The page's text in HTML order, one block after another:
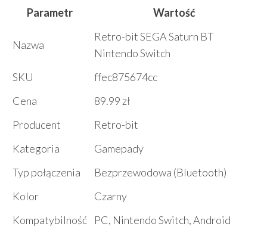
Parametr
Wartość
Nazwa
Retro-bit SEGA Saturn BT
Nintendo Switch
SKU
ffec875674cc
Cena
89.99 zł
Producent
Retro-bit
Kategoria
Gamepady
Typ połączenia
Bezprzewodowa (Bluetooth)
Kolor
Czarny
Kompatybilność
PC, Nintendo Switch, Android